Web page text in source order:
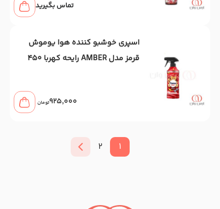
تماس بگیرید
اسپری خوشبو کننده هوا یوموش
قرمز مدل AMBER رایحه کهربا 450
925,000تومان
1
2